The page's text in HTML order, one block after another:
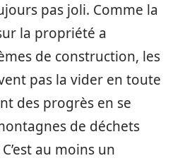
pas joli. Comme la
la propriété a
de construction, les
pas la vider en toute
des progrès en se
de déchets
au moins un